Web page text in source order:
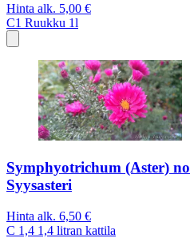
Hinta alk. 5,00 €
C1 Ruukku 1l
Symphyotrichum (Aster)
Syysasteri
Hinta alk. 6,50 €
C 1,4 1,4 litran kattila